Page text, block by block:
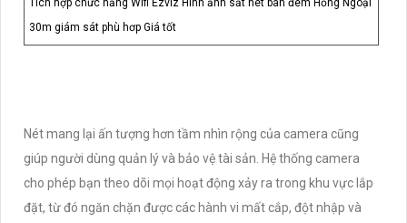
Tích hợp chức năng Wifi Ezviz Hình ảnh sắt nét ban đêm Hồng Ngoại
30m giám sát phù hơp Giá tốt
Nét mang lại ấn tượng hơn tầm nhìn rộng của camera cũng
giúp người dùng quản lý và bảo vệ tài sản. Hệ thống camera
cho phép bạn theo dõi mọi hoạt động xảy ra trong khu vực lắp
đặt, từ đó ngăn chặn được các hành vi mất cắp, đột nhập và